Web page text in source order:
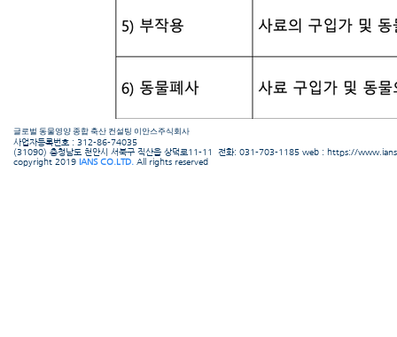
​글로벌 동물영양 종합 축산 컨설팅 이안스주식회사
​사업자등록번호 : 312-86-74035
(31090) 충청남도 천안시 서북구 직산읍 상덕로11-11 전화: 031-703-1185 web : https://
copyright 2019 IANS CO.LTD. All rights reserved